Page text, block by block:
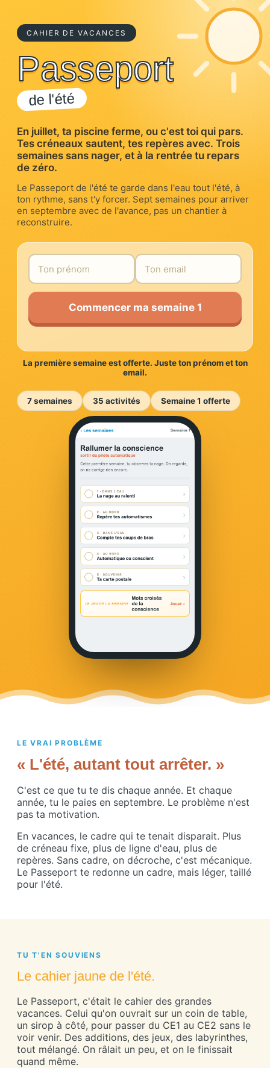
CAHIER DE VACANCES
Passeport
de l'été
En juillet, ta piscine ferme, ou c'est toi qui pars.
Tes créneaux sautent, tes repères avec. Trois
semaines sans nager, et à la rentrée tu repars
de zéro.
Le Passeport de l'été te garde dans l'eau tout l'été, à
ton rythme, sans t'y forcer. Sept semaines pour arriver
en septembre avec de l'avance, pas un chantier à
reconstruire.
Commencer ma semaine 1
La première semaine est offerte. Juste ton prénom et ton
email.
7 semaines 35 activités Semaine 1 offerte
LE VRAI PROBLÈME
« L'été, autant tout arrêter. »
C'est ce que tu te dis chaque année. Et chaque
année, tu le paies en septembre. Le problème n'est
pas ta motivation.
En vacances, le cadre qui te tenait disparait. Plus
de créneau fixe, plus de ligne d'eau, plus de
repères. Sans cadre, on décroche, c'est mécanique.
Le Passeport te redonne un cadre, mais léger, taillé
pour l'été.
TU T'EN SOUVIENS
Le cahier jaune de l'été.
Le Passeport, c'était le cahier des grandes
vacances. Celui qu'on ouvrait sur un coin de table,
un sirop à côté, pour passer du CE1 au CE2 sans le
voir venir. Des additions, des jeux, des labyrinthes,
tout mélangé. On râlait un peu, et on le finissait
quand même.